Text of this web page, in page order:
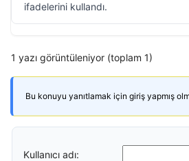
ifadelerini kullandı.
1 yazı görüntüleniyor (toplam 1)
Bu konuyu yanıtlamak için giriş yapmış
Kullanıcı adı: